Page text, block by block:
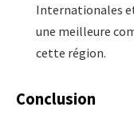
Internationales
une meilleure
cette région.
Conclusion